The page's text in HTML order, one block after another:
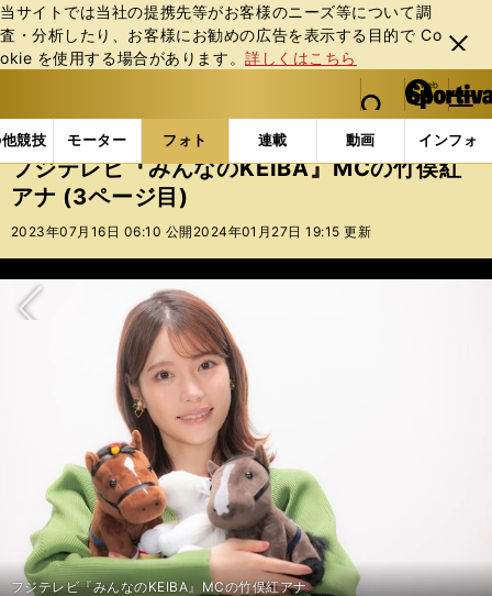
当サイトでは当社の提携先等がお客様のニーズ等について調
査・分析したり、お客様にお勧めの広告を表⽰する⽬的で Co
okie を使⽤する場合があります。詳しくはこちら
閉じ
る
web Sportiva (webスポルティーバ)
検索
マイペ
ー
ジ
メニュ
競技 モーター フォト 連載 動画 インフォ
b
ス
ポ
ル
バ
フォトギャラリー スポーツビーナスギャラリー フ
フジテレビ『みんなのKEIBA』MCの竹俣紅
アナ (3ページ目)
2023年07月16日 06:10 公開 2024年01月27日 19:15 更新
フジテレビ『みんなのKEIBA』MCの竹俣紅アナ